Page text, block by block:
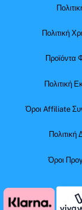
Πολιτική
Προϊόντα
Πολιτική
Όροι Affiliate
Πολιτική
Όροι